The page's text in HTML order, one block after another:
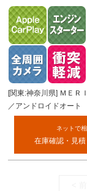
[関東:神奈川県] ＭＥ
／アンドロイドオー
ネットで
在庫確認・見